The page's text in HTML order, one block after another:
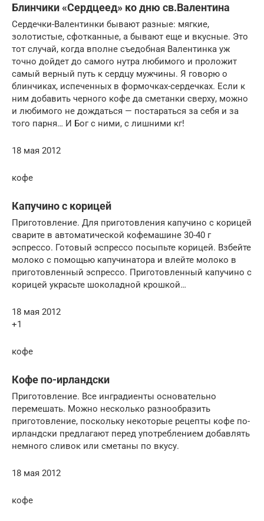
Блинчики «Сердцеед» ко дню св.Валентина
Сердечки-Валентинки бывают разные: мягкие,
золотистые, сфотканные, а бывают еще и вкусные. Это
тот случай, когда вполне съедобная Валентинка уж
точно дойдет до самого нутра любимого и проложит
самый верный путь к сердцу мужчины. Я говорю о
блинчиках, испеченных в формочках-сердечках. Если к
ним добавить черного кофе да сметанки сверху, можно
и любимого не дождаться — постараться за себя и за
того парня… И Бог с ними, с лишними кг!
18 мая 2012
кофе
Капучино с корицей
Приготовление. Для приготовления капучино с корицей
сварите в автоматической кофемашине 30-40 г
эспрессо. Готовый эспрессо посыпьте корицей. Взбейте
молоко с помощью капучинатора и влейте молоко в
приготовленный эспрессо. Приготовленный капучино с
корицей украсьте шоколадной крошкой…
18 мая 2012
+1
кофе
Кофе по-ирландски
Приготовление. Все инградиенты основательно
перемешать. Можно несколько разнообразить
приготовление, поскольку некоторые рецепты кофе по-
ирландски предлагают перед употреблением добавлять
немного сливок или сметаны по вкусу.
18 мая 2012
кофе